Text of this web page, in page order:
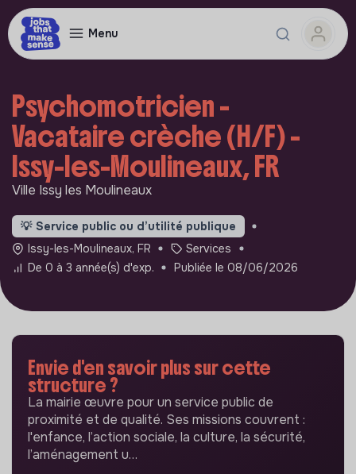
Menu
Psychomotricien -
Vacataire crèche (H/F) -
Issy-les-Moulineaux, FR
Ville Issy les Moulineaux
💡 Service public ou d’utilité publique
Issy-les-Moulineaux, FR
Services
De 0 à 3 année(s) d'exp.
Publiée le 08/06/2026
Envie d'en savoir plus sur cette
structure ?
La mairie œuvre pour un service public de
proximité et de qualité. Ses missions couvrent :
l'enfance, l’action sociale, la culture, la sécurité,
l’aménagement u…